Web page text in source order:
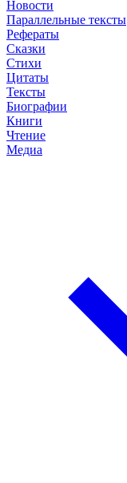
Новости
Параллельные тексты
Рефераты
Сказки
Стихи
Цитаты
Тексты
Биографии
Книги
Чтение
Медиа